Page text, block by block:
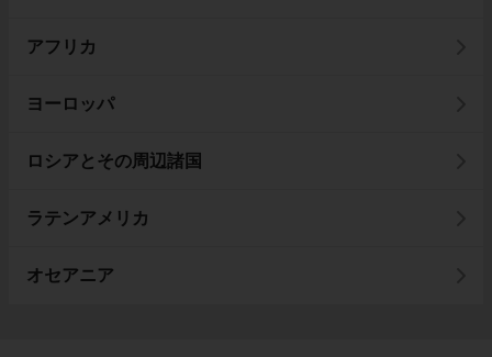
アフリカ
ヨーロッパ
ロシアとその周辺諸国
ラテンアメリカ
オセアニア